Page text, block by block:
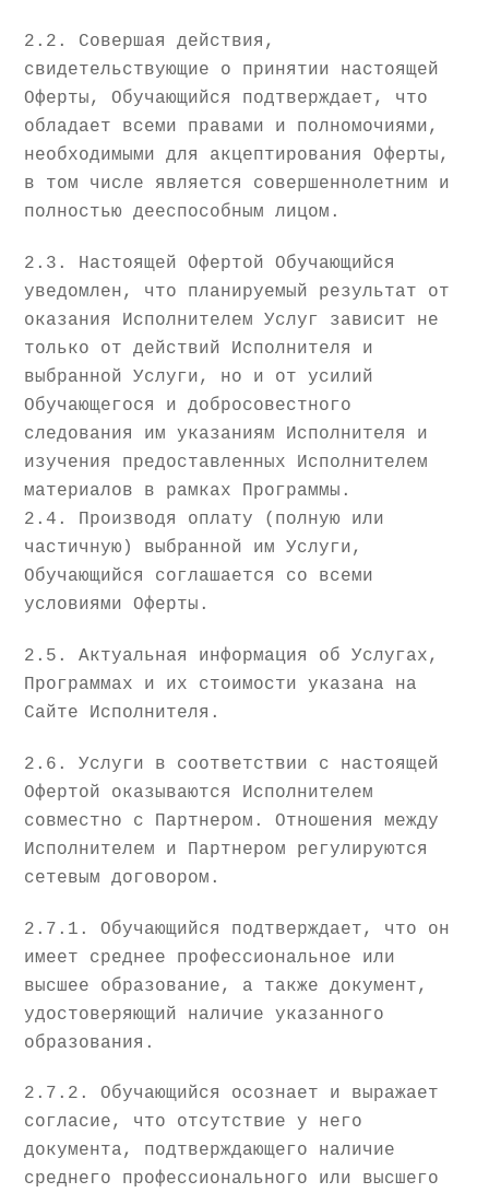
2.2. Совершая действия,
свидетельствующие о принятии настоящей
Оферты, Обучающийся подтверждает, что
обладает всеми правами и полномочиями,
необходимыми для акцептирования Оферты,
в том числе является совершеннолетним и
полностью дееспособным лицом.
2.3. Настоящей Офертой Обучающийся
уведомлен, что планируемый результат от
оказания Исполнителем Услуг зависит не
только от действий Исполнителя и
выбранной Услуги, но и от усилий
Обучающегося и добросовестного
следования им указаниям Исполнителя и
изучения предоставленных Исполнителем
материалов в рамках Программы.
2.4. Производя оплату (полную или
частичную) выбранной им Услуги,
Обучающийся соглашается со всеми
условиями Оферты.
2.5. Актуальная информация об Услугах,
Программах и их стоимости указана на
Сайте Исполнителя.
2.6. Услуги в соответствии с настоящей
Офертой оказываются Исполнителем
совместно с Партнером. Отношения между
Исполнителем и Партнером регулируются
сетевым договором.
2.7.1. Обучающийся подтверждает, что он
имеет среднее профессиональное или
высшее образование, а также документ,
удостоверяющий наличие указанного
образования.
2.7.2. Обучающийся осознает и выражает
согласие, что отсутствие у него
документа, подтверждающего наличие
среднего профессионального или высшего